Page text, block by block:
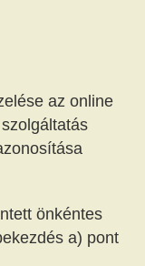
az online
önkéntes
a) pont